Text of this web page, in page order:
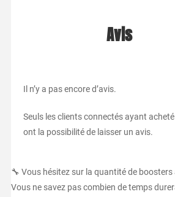
Avis
Il n’y a pas encore d’avis.
Seuls les clients connectés ayant
ont la possibilité de laisser un avis.
🔧 Vous hésitez sur la quantité de boosters
Vous ne savez pas combien de temps